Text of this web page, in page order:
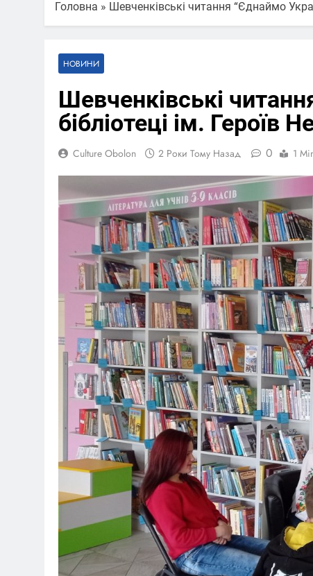
Головна » Шевченківські читання “Єднаймо
НОВИНИ
Шевченківські
бібліотеці ім. Героїв
Culture Obolon 2 Роки Тому Назад 0 1